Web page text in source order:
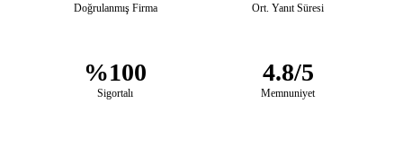
Doğrulanmış Firma Ort. Yanıt Süresi
%100
Sigortalı
4.8/5
Memnuniyet